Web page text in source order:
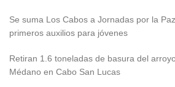
Se suma Los Cabos a Jornadas por la
primeros auxilios para jóvenes
Retiran 1.6 toneladas de basura del
Médano en Cabo San Lucas